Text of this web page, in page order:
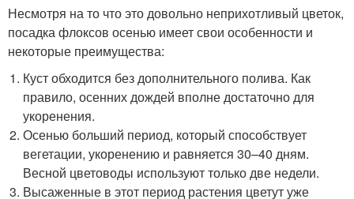
Несмотря на то что это довольно неприхотливый цветок,
посадка флоксов осенью имеет свои особенности и
некоторые преимущества:
Куст обходится без дополнительного полива. Как
правило, осенних дождей вполне достаточно для
укоренения.
Осенью больший период, который способствует
вегетации, укоренению и равняется 30–40 дням.
Весной цветоводы используют только две недели.
Высаженные в этот период растения цветут уже